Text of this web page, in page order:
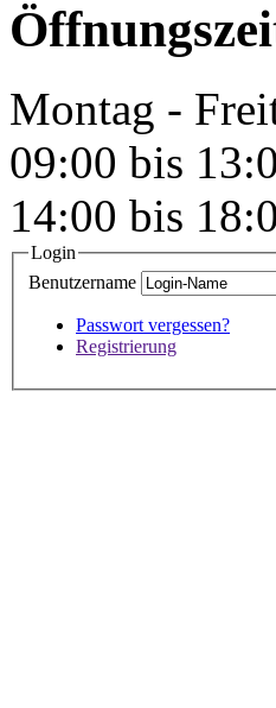
Montag -
09:00 bis
14:00 bis
Login
Benutzername
Passwort vergessen?
Registrierung